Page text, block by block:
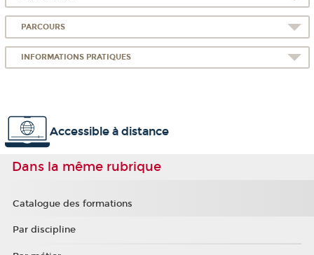
PARCOURS
INFORMATIONS PRATIQUES
Accessible à distance
Dans la même rubrique
Catalogue des formations
Par discipline